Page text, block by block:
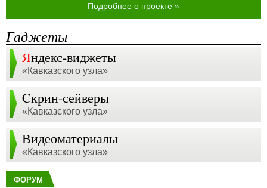
Подробнее о проекте »
Гаджеты
Яндекс-виджеты
«Кавказского узла»
Cкрин-сейверы
«Кавказского узла»
Видеоматериалы
«Кавказского узла»
ФОРУМ